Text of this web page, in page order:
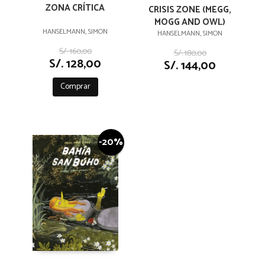
ZONA CRÍTICA
HANSELMANN, SIMON
S/. 160,00
S/. 128,00
Comprar
CRISIS ZONE (MEGG,
MOGG AND OWL)
HANSELMANN, SIMON
S/. 180,00
S/. 144,00
-20%